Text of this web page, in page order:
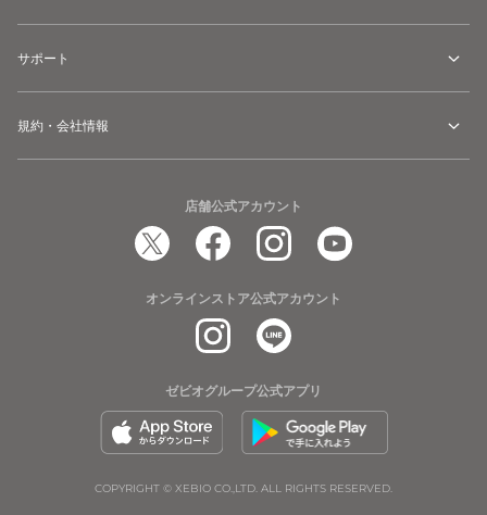
サポート
規約・会社情報
店舗公式アカウント
オンラインストア公式アカウント
ゼビオグループ公式アプリ
COPYRIGHT © XEBIO CO.,LTD. ALL RIGHTS RESERVED.